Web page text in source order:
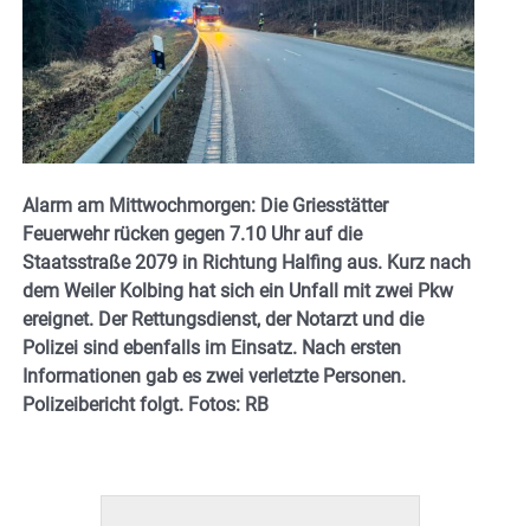
Alarm am Mittwochmorgen: Die Griesstätter
Feuerwehr rücken gegen 7.10 Uhr auf die
Staatsstraße 2079 in Richtung Halfing aus. Kurz nach
dem Weiler Kolbing hat sich ein Unfall mit zwei Pkw
ereignet. Der Rettungsdienst, der Notarzt und die
Polizei sind ebenfalls im Einsatz. Nach ersten
Informationen gab es zwei verletzte Personen.
Polizeibericht folgt. Fotos: RB